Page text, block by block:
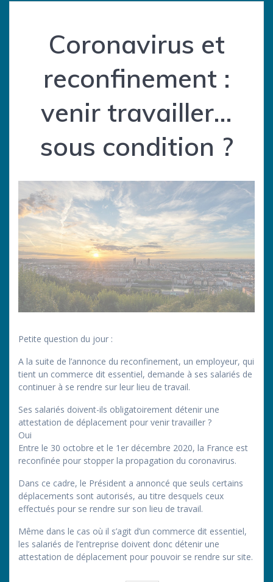
Coronavirus et
reconfinement :
venir travailler…
sous condition ?
Petite question du jour :
A la suite de l’annonce du reconfinement, un employeur, qui
tient un commerce dit essentiel, demande à ses salariés de
continuer à se rendre sur leur lieu de travail.
Ses salariés doivent-ils obligatoirement détenir une
attestation de déplacement pour venir travailler ?
Oui
Entre le 30 octobre et le 1er décembre 2020, la France est
reconfinée pour stopper la propagation du coronavirus.
Dans ce cadre, le Président a annoncé que seuls certains
déplacements sont autorisés, au titre desquels ceux
effectués pour se rendre sur son lieu de travail.
Même dans le cas où il s’agit d’un commerce dit essentiel,
les salariés de l’entreprise doivent donc détenir une
attestation de déplacement pour pouvoir se rendre sur site.